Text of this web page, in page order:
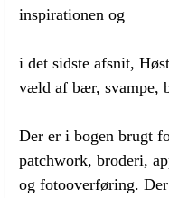
inspirationen og
i det sidste afsnit,
væld af bær, svampe,
Der er i bogen brugt
patchwork, broderi,
og fotooverføring.